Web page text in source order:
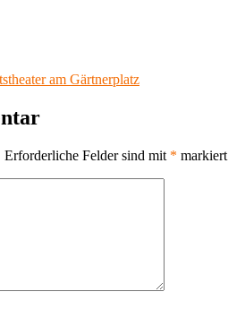
am Gärtnerplatz
Erforderliche Felder sind mit * markiert